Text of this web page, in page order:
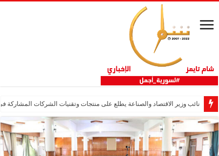
نائب وزير الاقتصاد والصناعة يطلع على منتجات وتقنيات الشركات المشاركة في